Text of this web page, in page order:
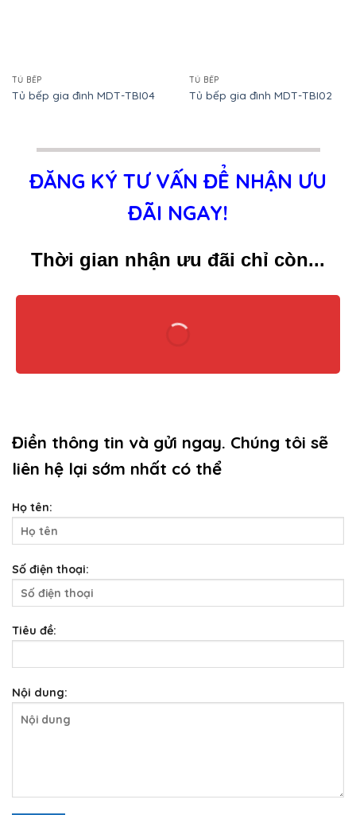
TỦ BẾP
Tủ bếp gia đình MDT-TBI04
TỦ BẾP
Tủ bếp gia đình MDT-TBI02
ĐĂNG KÝ TƯ VẤN ĐỂ NHẬN ƯU
ĐÃI NGAY!
Thời gian nhận ưu đãi chỉ còn...
Điền thông tin và gửi ngay. Chúng tôi sẽ
liên hệ lại sớm nhất có thể
Họ tên:
Số điện thoại:
Tiêu đề:
Nội dung: